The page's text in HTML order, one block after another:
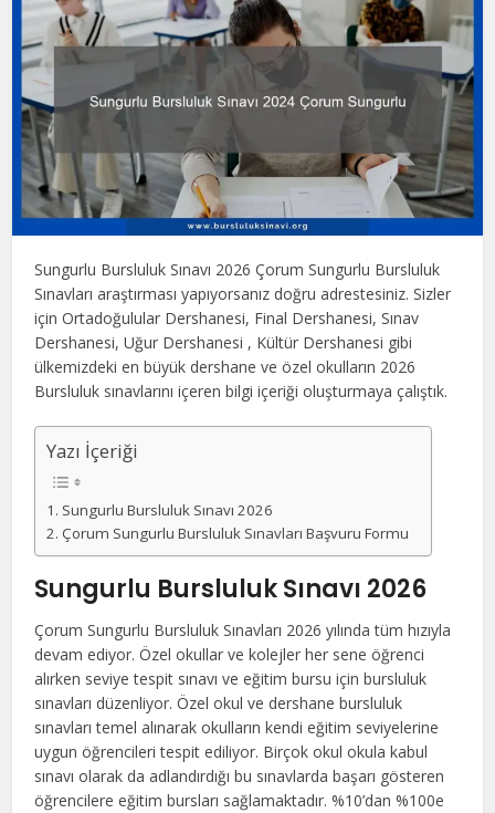
Sungurlu Bursluluk Sınavı 2026 Çorum Sungurlu Bursluluk
Sınavları araştırması yapıyorsanız doğru adrestesiniz. Sizler
için Ortadoğulular Dershanesi, Final Dershanesi, Sınav
Dershanesi, Uğur Dershanesi , Kültür Dershanesi gibi
ülkemizdeki en büyük dershane ve özel okulların 2026
Bursluluk sınavlarını içeren bilgi içeriği oluşturmaya çalıştık.
Yazı İçeriği
Sungurlu Bursluluk Sınavı 2026
Çorum Sungurlu Bursluluk Sınavları Başvuru Formu
Sungurlu Bursluluk Sınavı 2026
Çorum Sungurlu Bursluluk Sınavları 2026 yılında tüm hızıyla
devam ediyor. Özel okullar ve kolejler her sene öğrenci
alırken seviye tespit sınavı ve eğitim bursu için bursluluk
sınavları düzenliyor. Özel okul ve dershane bursluluk
sınavları temel alınarak okulların kendi eğitim seviyelerine
uygun öğrencileri tespit ediliyor. Birçok okul okula kabul
sınavı olarak da adlandırdığı bu sınavlarda başarı gösteren
öğrencilere eğitim bursları sağlamaktadır. %10’dan %100e